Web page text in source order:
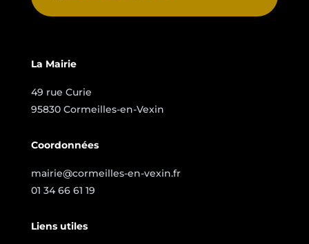
La Mairie
49 rue Curie
95830 Cormeilles-en-Vexin
Coordonnées
mairie@cormeilles-en-vexin.fr
01 34 66 61 19
Liens utiles